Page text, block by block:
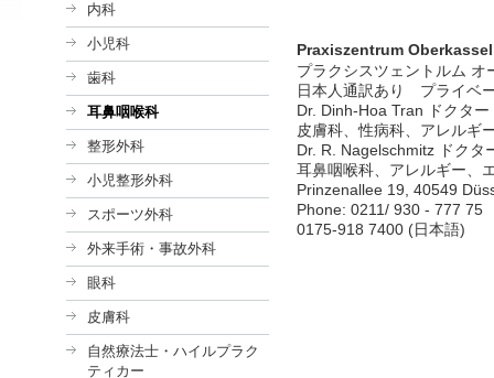
内科
小児科
歯科
耳鼻咽喉科
整形外科
小児整形外科
スポーツ外科
外来手術・事故外科
眼科
皮膚科
自然療法士・ハイルプラク
ティカー
Praxiszentrum
プラクシスツェントルム オ
日本人通訳あり プライベ
Dr. Dinh-Hoa Tran ドクター
皮膚科、性病科、アレルギ
Dr. R. Nagelschmitz ドク
耳鼻咽喉科、アレルギー、
Prinzenallee 19, 40549
Phone: 0211/ 930 - 777
0175-918 7400 (日本語)